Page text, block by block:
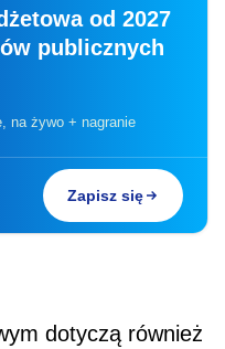
od 2027
publicznych
na żywo + nagranie
Zapisz się
dotyczą również